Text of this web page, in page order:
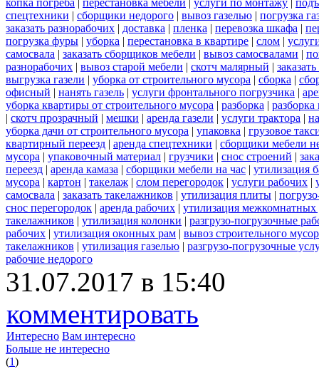
копка погреба | перестановка мебели | услуги по монтажу |
спецтехники | сборщики недорого | вывоз газелью | погрузка
заказать разнорабочих | доставка | пленка | перевозка шкафа |
погрузка фуры | уборка | перестановка в квартире | слом |
самосвала | заказать сборщиков мебели | вывоз самосвалами |
разнорабочих | вывоз старой мебели | скотч малярный |
выгрузка газели | уборка от строительного мусора | сборка |
офисный | нанять газель | услуги фронтального погрузчика |
уборка квартиры от строительного мусора | разборка |
| скотч прозрачный | мешки | аренда газели | услуги трактора |
уборка дачи от строительного мусора | упаковка | грузовое
квартирный переезд | аренда спецтехники | сборщики мебели
мусора | упаковочный материал | грузчики | снос строений |
переезд | аренда камаза | сборщики мебели на час | утилизация
мусора | картон | такелаж | слом перегородок | услуги рабочих |
самосвала | заказать такелажников | утилизация плиты |
снос перегородок | аренда рабочих | утилизация межкомнатных
такелажников | утилизация колонки | разгрузо-погрузочные
рабочих | утилизация оконных рам | вывоз строительного
такелажников | утилизация газелью | разгрузо-погрузочные
рабочие недорого
31.07.2017 в 15:40
комментировать
Интересно Вам интересно
Больше не интересно
(1)